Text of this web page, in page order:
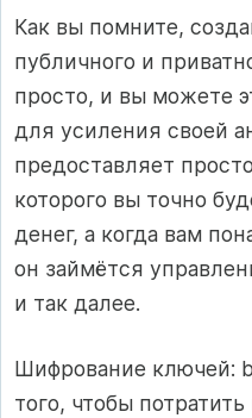
Как вы помните,
публичного и
просто, и вы можете
для усиления своей
предоставляет
которого вы точно
денег, а когда вам
он займётся
и так далее.
Шифрование ключей:
того, чтобы